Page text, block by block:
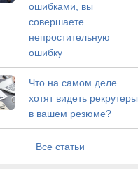
ошибками, вы
совершаете
непростительную
ошибку
Что на самом деле
хотят видеть рекрутеры
в вашем резюме?
Все статьи